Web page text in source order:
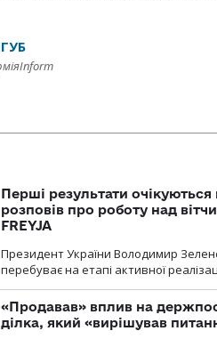
Перші результати
розповів про роботу над
FREYJA
Президент України Володимир
перебуває на етапі активної
«Продавав» вплив на
ділка, який «вирішував